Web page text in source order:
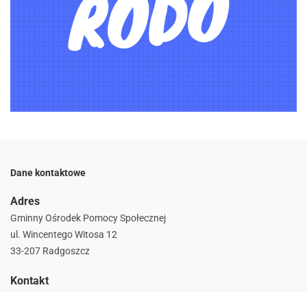
Dane kontaktowe
Adres
Gminny Ośrodek Pomocy Społecznej
ul. Wincentego Witosa 12
33-207 Radgoszcz
Kontakt